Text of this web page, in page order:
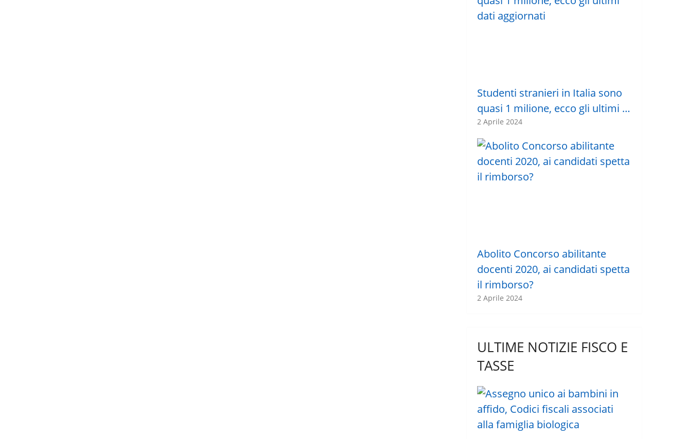
Studenti stranieri in Italia sono
quasi 1 milione, ecco gli ultimi …
2 Aprile 2024
Abolito Concorso abilitante
docenti 2020, ai candidati spetta
il rimborso?
2 Aprile 2024
ULTIME NOTIZIE FISCO E
TASSE